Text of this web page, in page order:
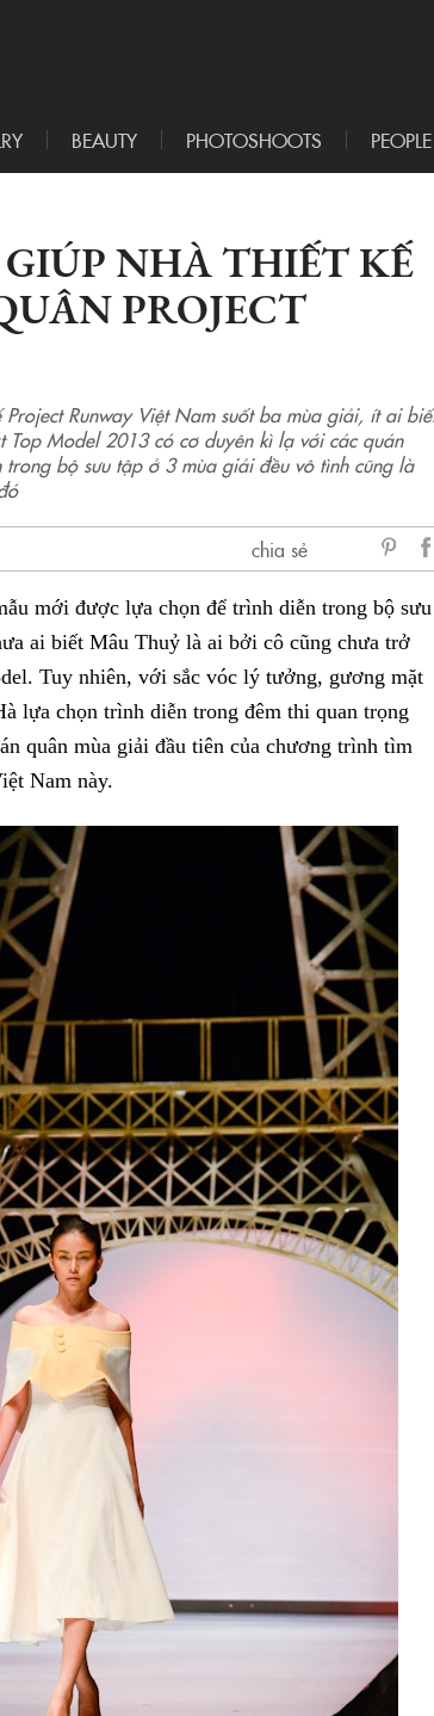
BEAUTY PHOTOSHOOTS PEOPLE
NHÀ THIẾT KẾ
PROJECT
Runway Việt Nam suốt ba mùa giải, ít ai
Top Model 2013 có cơ duyên kì lạ với các quán
bộ sưu tập ở 3 mùa giải đều vô tình cũng là
chia sẻ
mới được lựa chọn để trình diễn trong bộ sưu
ai biết Mâu Thuỷ là ai bởi cô cũng chưa trở
Tuy nhiên, với sắc vóc lý tưởng, gương mặt
lựa chọn trình diễn trong đêm thi quan trọng
quân mùa giải đầu tiên của chương trình tìm
Nam này.